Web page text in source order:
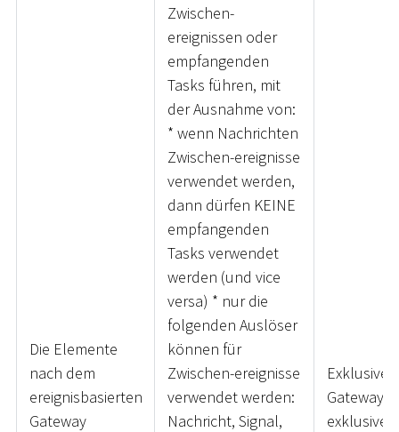
Die Elemente
nach dem
ereignisbasierten
Gateway
Zwischen-
ereignissen oder
empfangenden
Tasks führen, mit
der Ausnahme von:
* wenn Nachrichten
Zwischen-ereignisse
verwendet werden,
dann dürfen KEINE
empfangenden
Tasks verwendet
werden (und vice
versa) * nur die
folgenden Auslöser
können für
Zwischen-ereignisse
verwendet werden:
Nachricht, Signal,
Exklusives
Gateway,
exklusives